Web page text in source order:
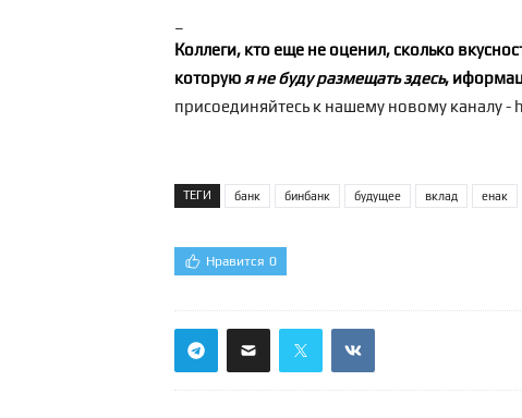
Коллеги, кто еще не оценил, сколько
которую я не буду размещать здесь,
присоединяйтесь к нашему новому каналу -
ТЕГИ банк бинбанк будущее вклад енак
Нравится 0